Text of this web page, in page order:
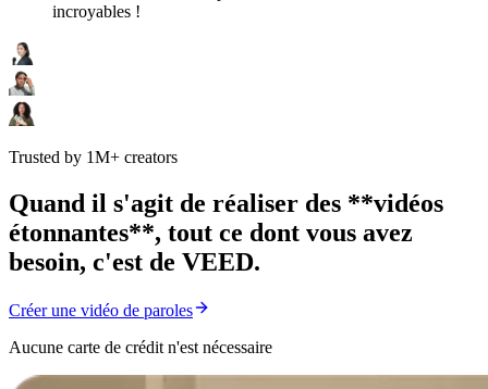
incroyables !
Trusted by 1M+ creators
Quand il s'agit de réaliser des **vidéos
étonnantes**, tout ce dont vous avez
besoin, c'est de VEED.
Créer une vidéo de paroles
Aucune carte de crédit n'est nécessaire